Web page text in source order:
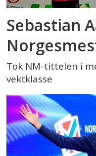
Sebastian
Tok NM-tittelen i
vektklasse